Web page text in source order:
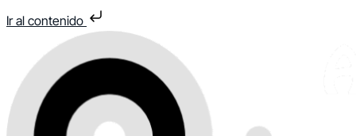
Ir al contenido